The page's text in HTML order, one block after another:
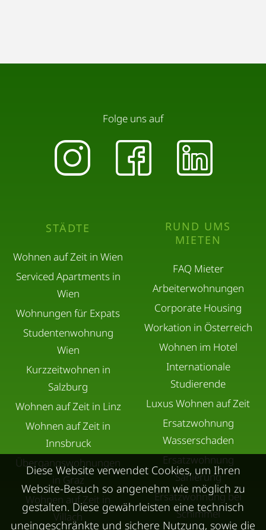
STÄDTE
Wohnen auf Zeit in Wien
Serviced Apartments in
Wien
Wohnungen für Expats
Studentenwohnung
Wien
Kurzzeitwohnen in
Salzburg
Wohnen auf Zeit in Linz
Wohnen auf Zeit in
Innsbruck
Übergangswohnungen
in Graz
Wohnen auf Zeit in
Villach
RUND UMS
MIETEN
FAQ Mieter
Arbeiterwohnungen
Corporate Housing
Workation in Österreich
Wohnen im Hotel
Internationale
Studierende
Luxus Wohnen auf Zeit
Ersatzwohnung
Wasserschaden
Ersatzwohnung
Sanierung
Ersatzwohnung bei
Schimmel
Folge uns auf
Diese Website verwendet Cookies, um Ihren
Website-Besuch so angenehm wie möglich zu
gestalten. Diese gewährleisten eine technisch
uneingeschränkte und sichere Nutzung, sowie die